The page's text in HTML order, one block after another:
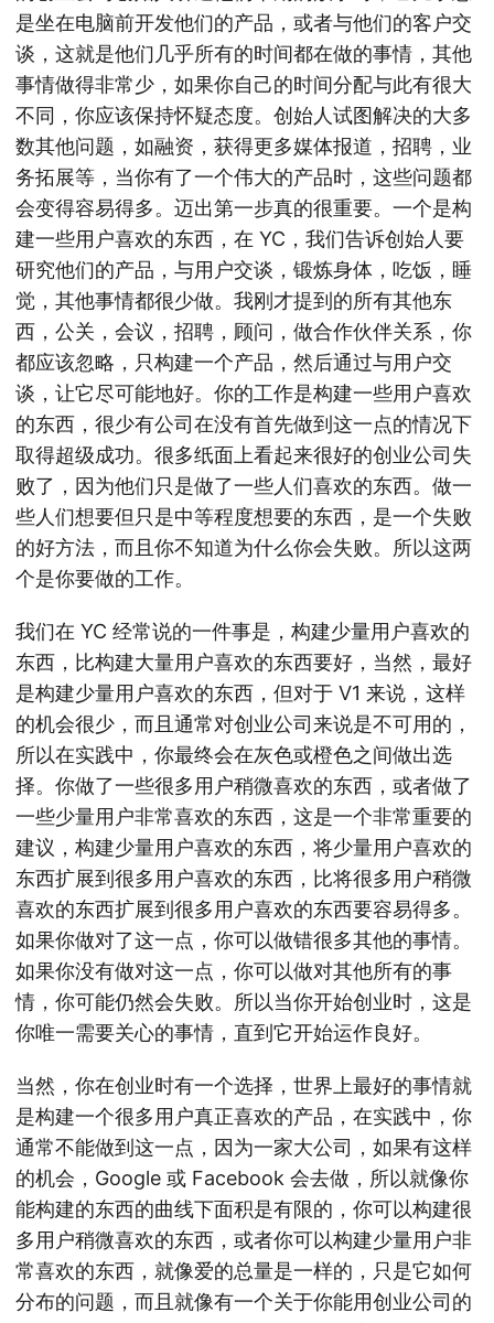
是坐在电脑前开发他们的产品，或者与他们的客户交
谈，这就是他们几乎所有的时间都在做的事情，其他
事情做得非常少，如果你自己的时间分配与此有很大
不同，你应该保持怀疑态度。创始人试图解决的大多
数其他问题，如融资，获得更多媒体报道，招聘，业
务拓展等，当你有了一个伟大的产品时，这些问题都
会变得容易得多。迈出第一步真的很重要。一个是构
建一些用户喜欢的东西，在 YC，我们告诉创始人要
研究他们的产品，与用户交谈，锻炼身体，吃饭，睡
觉，其他事情都很少做。我刚才提到的所有其他东
西，公关，会议，招聘，顾问，做合作伙伴关系，你
都应该忽略，只构建一个产品，然后通过与用户交
谈，让它尽可能地好。你的工作是构建一些用户喜欢
的东西，很少有公司在没有首先做到这一点的情况下
取得超级成功。很多纸面上看起来很好的创业公司失
败了，因为他们只是做了一些人们喜欢的东西。做一
些人们想要但只是中等程度想要的东西，是一个失败
的好方法，而且你不知道为什么你会失败。所以这两
个是你要做的工作。
我们在 YC 经常说的一件事是，构建少量用户喜欢的
东西，比构建大量用户喜欢的东西要好，当然，最好
是构建少量用户喜欢的东西，但对于 V1 来说，这样
的机会很少，而且通常对创业公司来说是不可用的，
所以在实践中，你最终会在灰色或橙色之间做出选
择。你做了一些很多用户稍微喜欢的东西，或者做了
一些少量用户非常喜欢的东西，这是一个非常重要的
建议，构建少量用户喜欢的东西，将少量用户喜欢的
东西扩展到很多用户喜欢的东西，比将很多用户稍微
喜欢的东西扩展到很多用户喜欢的东西要容易得多。
如果你做对了这一点，你可以做错很多其他的事情。
如果你没有做对这一点，你可以做对其他所有的事
情，你可能仍然会失败。所以当你开始创业时，这是
你唯一需要关心的事情，直到它开始运作良好。
当然，你在创业时有一个选择，世界上最好的事情就
是构建一个很多用户真正喜欢的产品，在实践中，你
通常不能做到这一点，因为一家大公司，如果有这样
的机会，Google 或 Facebook 会去做，所以就像你
能构建的东西的曲线下面积是有限的，你可以构建很
多用户稍微喜欢的东西，或者你可以构建少量用户非
常喜欢的东西，就像爱的总量是一样的，只是它如何
分布的问题，而且就像有一个关于你能用创业公司的